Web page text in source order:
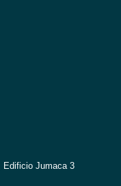
Edificio Jumaca 3